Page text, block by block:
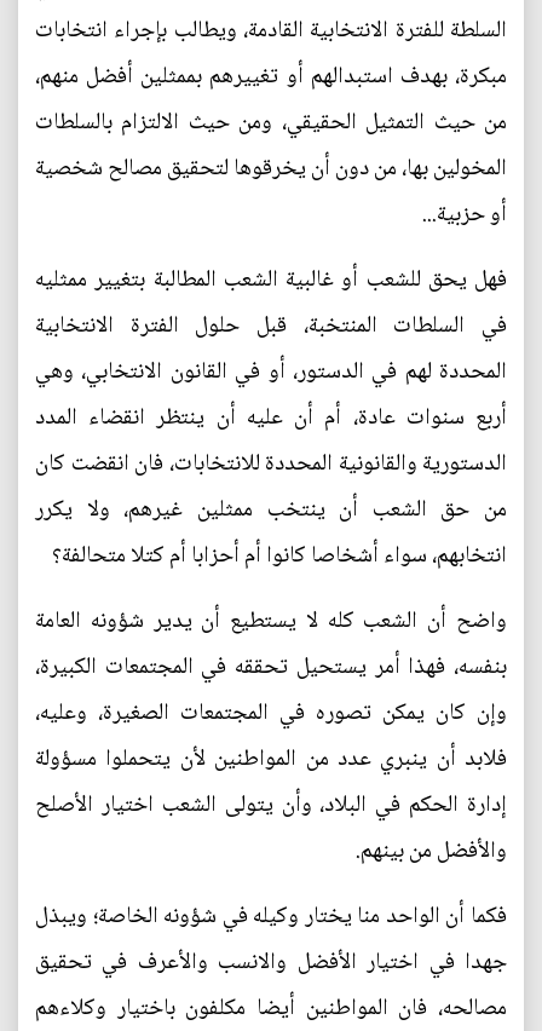
السلطة للفترة الانتخابية القادمة، ويطالب بإجراء انتخابات
مبكرة، بهدف استبدالهم أو تغييرهم بممثلين أفضل منهم،
من حيث التمثيل الحقيقي، ومن حيث الالتزام بالسلطات
المخولين بها، من دون أن يخرقوها لتحقيق مصالح شخصية
أو حزبية...
فهل يحق للشعب أو غالبية الشعب المطالبة بتغيير ممثليه
في السلطات المنتخبة، قبل حلول الفترة الانتخابية
المحددة لهم في الدستور، أو في القانون الانتخابي، وهي
أربع سنوات عادة، أم أن عليه أن ينتظر انقضاء المدد
الدستورية والقانونية المحددة للانتخابات، فان انقضت كان
من حق الشعب أن ينتخب ممثلين غيرهم، ولا يكرر
انتخابهم، سواء أشخاصا كانوا أم أحزابا أم كتلا متحالفة؟
واضح أن الشعب كله لا يستطيع أن يدير شؤونه العامة
بنفسه، فهذا أمر يستحيل تحققه في المجتمعات الكبيرة،
وإن كان يمكن تصوره في المجتمعات الصغيرة، وعليه،
فلابد أن ينبري عدد من المواطنين لأن يتحملوا مسؤولة
إدارة الحكم في البلاد، وأن يتولى الشعب اختيار الأصلح
والأفضل من بينهم.
فكما أن الواحد منا يختار وكيله في شؤونه الخاصة؛ ويبذل
جهدا في اختيار الأفضل والانسب والأعرف في تحقيق
مصالحه، فان المواطنين أيضا مكلفون باختيار وكلاءهم